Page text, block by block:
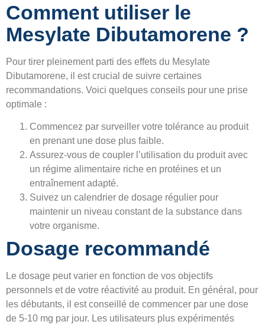
Comment utiliser le
Mesylate Dibutamorene ?
Pour tirer pleinement parti des effets du Mesylate
Dibutamorene, il est crucial de suivre certaines
recommandations. Voici quelques conseils pour une prise
optimale :
Commencez par surveiller votre tolérance au produit
en prenant une dose plus faible.
Assurez-vous de coupler l’utilisation du produit avec
un régime alimentaire riche en protéines et un
entraînement adapté.
Suivez un calendrier de dosage régulier pour
maintenir un niveau constant de la substance dans
votre organisme.
Dosage recommandé
Le dosage peut varier en fonction de vos objectifs
personnels et de votre réactivité au produit. En général, pour
les débutants, il est conseillé de commencer par une dose
de 5-10 mg par jour. Les utilisateurs plus expérimentés